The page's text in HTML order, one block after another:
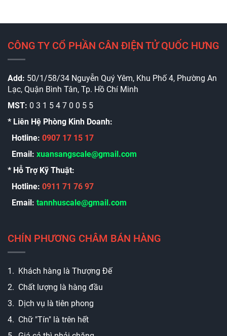
CÔNG TY CỔ PHẦN CÂN ĐIỆN TỬ QUỐC HƯNG
Add: 50/1/58/34 Nguyễn Quý Yêm, Khu Phố 4, Phường An
Lạc, Quận Bình Tân, Tp. Hồ Chí Minh
MST: 0 3 1 5 4 7 0 0 5 5
* Liên Hệ Phòng Kinh Doanh:
Hotline: 0907 17 15 17
Email: xuansangscale@gmail.com
* Hỗ Trợ Kỹ Thuật:
Hotline: 0911 71 76 97
Email: tannhuscale@gmail.com
CHÍN PHƯƠNG CHÂM BÁN HÀNG
1. Khách hàng là Thượng Đế
2. Chất lượng là hàng đầu
3. Dịch vụ là tiên phong
4. Chữ "Tín" là trên hết